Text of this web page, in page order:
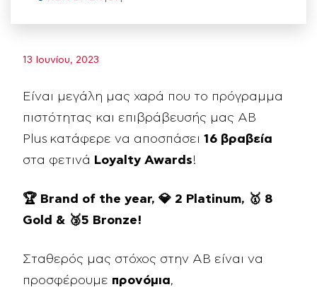
13 Ιουνίου, 2023
Είναι μεγάλη μας χαρά που το πρόγραμμα
πιστότητας και επιβράβευσής μας AB
Plus κατάφερε να αποσπάσει16 βραβεία
στα φετινά Loyalty Awards!
🏆 Brand of the year, 💎 2 Platinum, 🥇 8
Gold & 🥉5 Bronze!
Σταθερός μας στόχος στην ΑΒ είναι να
προσφέρουμε προνόμια,